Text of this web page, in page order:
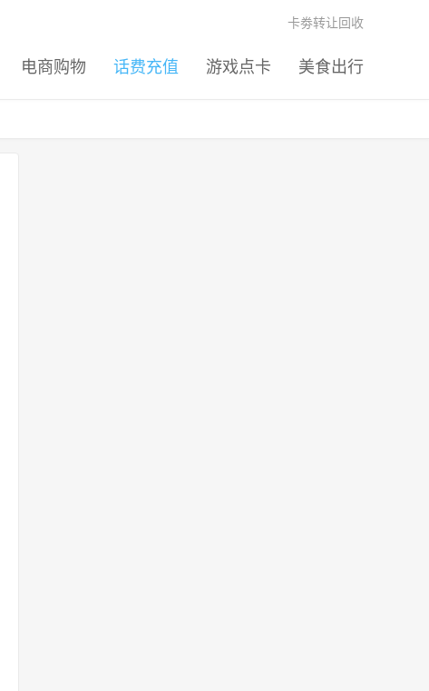
电商购物 话费充值 游戏点卡 美食出行
卡劵转让回收